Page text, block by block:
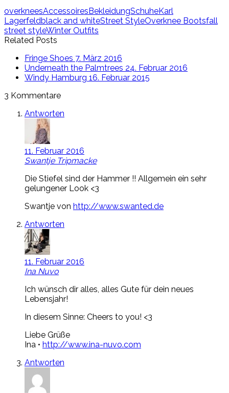
overkneesAccessoires BekleidungSchuheKarl
Lagerfeldblack and whiteStreet StyleOverknee Bootsfall
street styleWinter Outfits
Related Posts
Fringe Shoes 7. März 2016
Underneath the Palmtrees 24. Februar 2016
Windy Hamburg 16. Februar 2015
3 Kommentare
Antworten
11. Februar 2016
Swantje Tripmacke
Die Stiefel sind der Hammer !! Allgemein ein sehr
gelungener Look <3
Swantje von http://www.swanted.de
Antworten
11. Februar 2016
Ina Nuvo
Ich wünsch dir alles, alles Gute für dein neues
Lebensjahr!
In diesem Sinne: Cheers to you! <3
Liebe Grüße
Ina • http://www.ina-nuvo.com
Antworten